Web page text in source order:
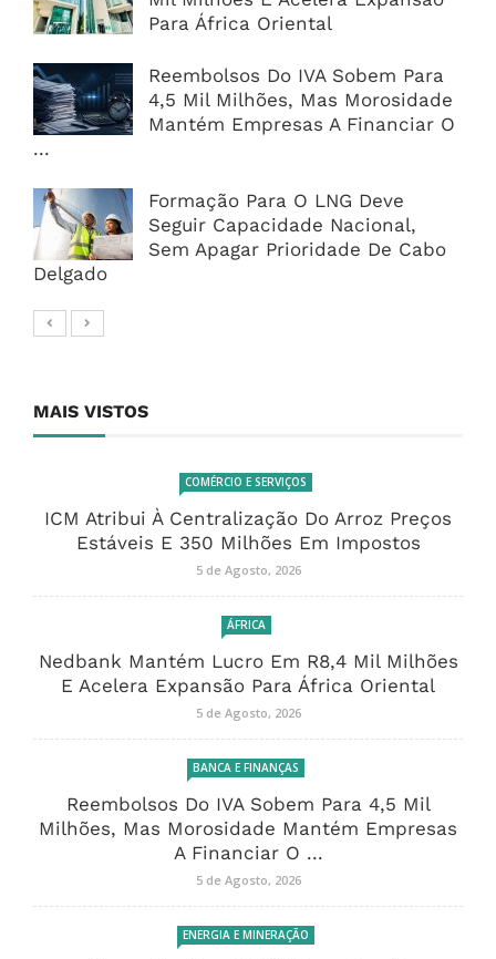
Para África Oriental
Reembolsos Do IVA Sobem Para
4,5 Mil Milhões, Mas Morosidade
Mantém Empresas A Financiar O
...
Formação Para O LNG Deve
Seguir Capacidade Nacional,
Sem Apagar Prioridade De Cabo
Delgado
MAIS VISTOS
COMÉRCIO E SERVIÇOS
ICM Atribui À Centralização Do Arroz Preços
Estáveis E 350 Milhões Em Impostos
5 de Agosto, 2026
ÁFRICA
Nedbank Mantém Lucro Em R8,4 Mil Milhões
E Acelera Expansão Para África Oriental
5 de Agosto, 2026
BANCA E FINANÇAS
Reembolsos Do IVA Sobem Para 4,5 Mil
Milhões, Mas Morosidade Mantém Empresas
A Financiar O ...
5 de Agosto, 2026
ENERGIA E MINERAÇÃO